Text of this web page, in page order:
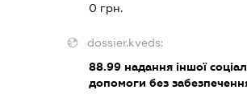
0 грн.
dossier.kveds:
88.99надання іншої
допомоги без